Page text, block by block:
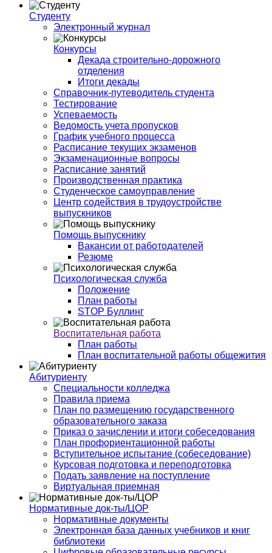
Студенту
Электронный журнал
Конкурсы
Декада строительно-дорожного
отделения
Итоги декады
Справочник-путеводитель студента
Тестирование
Успеваемость
Ведомость учета пропусков
График учебного процесса
Расписание текущих экзаменов
Экзаменационные вопросы
Расписание занятий
Производственная практика
Студенческое самоуправление
Центр содействия в трудоустройстве
выпускников
Помощь выпускнику
Вакансии от работодателей
Резюме
Психологическая служба
Положение
План работы
STOP Буллинг
Воспитательная работа
План работы
План воспитательной работы общежития
Абитуриенту
Специальности колледжа
Правила приема
План по размещению государственного
образовательного заказа
Приказ о зачислении и итоги собеседования
План профориентационной работы
Вступительное испытание (собеседование)
Курсовая подготовка и переподготовка
Подать заявление на поступление
Виртуальная приемная
Нормативные док-ты/ЦОР
Нормативные документы
Электронная база данных учебников и книг
библиотеки